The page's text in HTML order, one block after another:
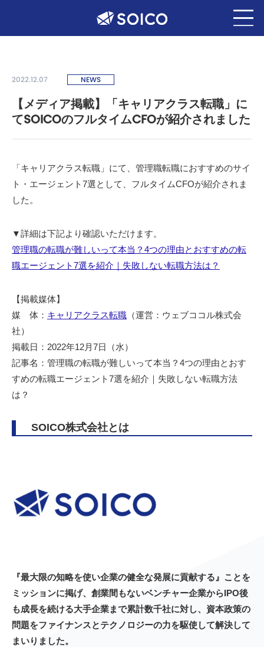
2022.12.07 NEWS
【メディア掲載】「キャリアクラス転職」に
てSOICOのフルタイムCFOが紹介されました
「キャリアクラス転職」にて、管理職転職におすすめのサイ
ト・エージェント7選として、フルタイムCFOが紹介されま
した。
▼詳細は下記より確認いただけます。
管理職の転職が難しいって本当？4つの理由とおすすめの転
職エージェント7選を紹介｜失敗しない転職方法は？
【掲載媒体】
媒 体： キャリアクラス転職 （運営：ウェブココル株式会
社）
掲載日：2022年12月7日（水）
記事名：管理職の転職が難しいって本当？4つの理由とおす
すめの転職エージェント7選を紹介｜失敗しない転職方法
は？
SOICO株式会社とは
『最大限の知略を使い企業の健全な発展に貢献する』ことを
ミッションに掲げ、創業間もないベンチャー企業からIPO後
も成長を続ける大手企業まで累計数千社に対し、資本政策の
問題をファイナンスとテクノロジーの力を駆使して解決して
まいりました。